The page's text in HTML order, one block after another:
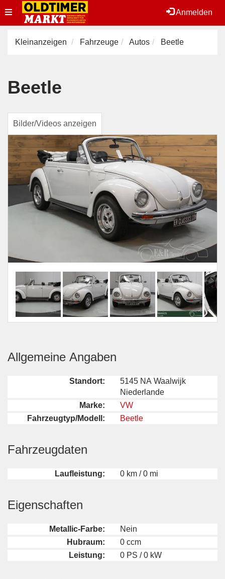
Anmelden
Toggle
navigation
Kleinanzeigen Fahrzeuge Autos Beetle
Beetle
Bilder/Videos anzeigen
Allgemeine Angaben
Standort:
5145 NA Waalwijk
Niederlande
Marke:
VW
Fahrzeugtyp/Modell:
Beetle
Fahrzeugdaten
Laufleistung: 0 km / 0 mi
Eigenschaften
Metallic-Farbe:
Nein
Hubraum:
0 ccm
Leistung:
0 PS / 0 kW